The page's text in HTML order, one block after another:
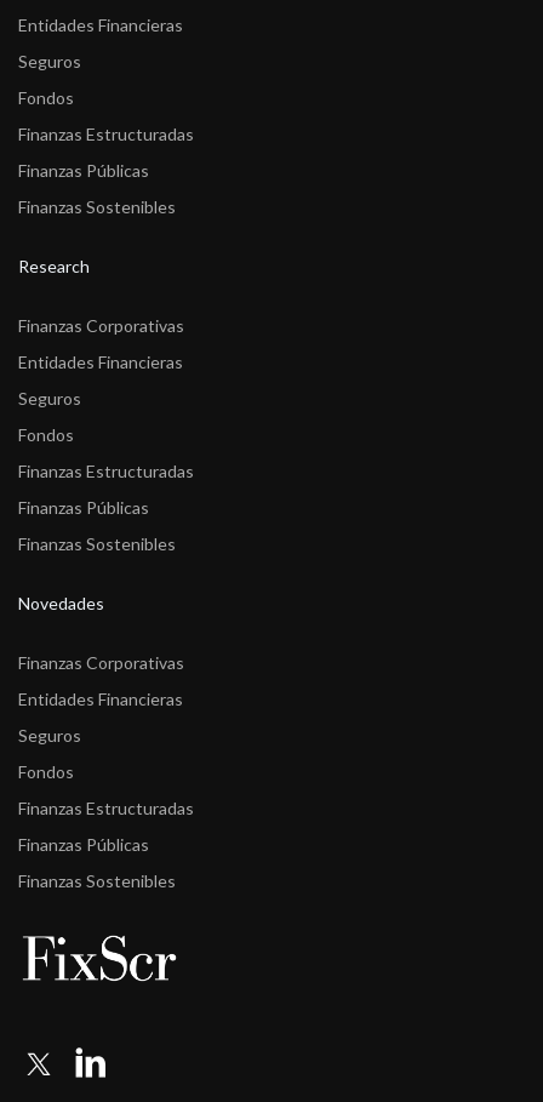
Entidades Financieras
Seguros
Fondos
Finanzas Estructuradas
Finanzas Públicas
Finanzas Sostenibles
Research
Finanzas Corporativas
Entidades Financieras
Seguros
Fondos
Finanzas Estructuradas
Finanzas Públicas
Finanzas Sostenibles
Novedades
Finanzas Corporativas
Entidades Financieras
Seguros
Fondos
Finanzas Estructuradas
Finanzas Públicas
Finanzas Sostenibles